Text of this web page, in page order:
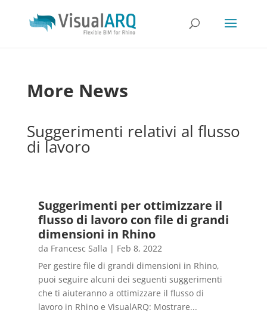
More News
Suggerimenti relativi al flusso
di lavoro
Suggerimenti per ottimizzare il
flusso di lavoro con file di grandi
dimensioni in Rhino
da Francesc Salla | Feb 8, 2022
Per gestire file di grandi dimensioni in Rhino,
puoi seguire alcuni dei seguenti suggerimenti
che ti aiuteranno a ottimizzare il flusso di
lavoro in Rhino e VisualARQ: Mostrare...